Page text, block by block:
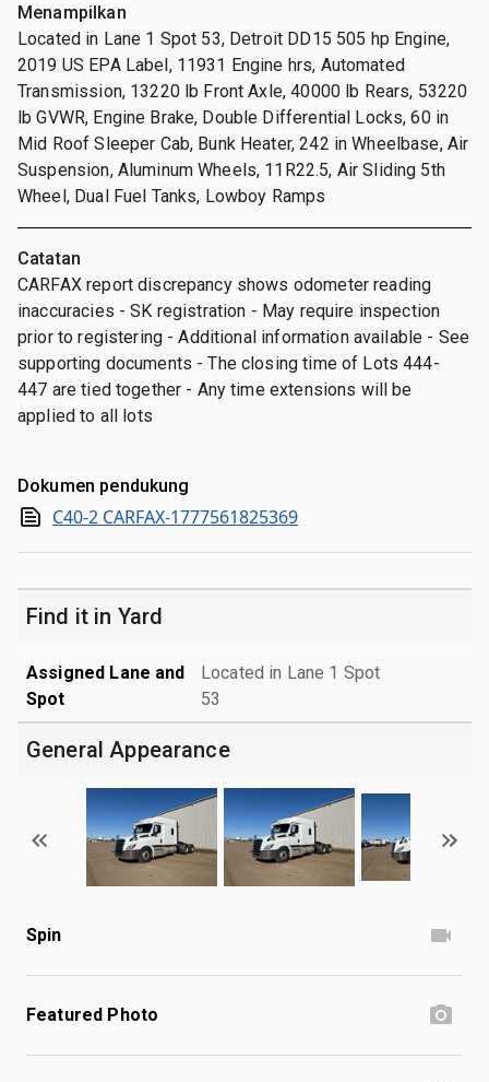
Menampilkan
Located in Lane 1 Spot 53, Detroit DD15 505 hp Engine,
2019 US EPA Label, 11931 Engine hrs, Automated
Transmission, 13220 lb Front Axle, 40000 lb Rears, 53220
lb GVWR, Engine Brake, Double Differential Locks, 60 in
Mid Roof Sleeper Cab, Bunk Heater, 242 in Wheelbase, Air
Suspension, Aluminum Wheels, 11R22.5, Air Sliding 5th
Wheel, Dual Fuel Tanks, Lowboy Ramps
Catatan
CARFAX report discrepancy shows odometer reading
inaccuracies - SK registration - May require inspection
prior to registering - Additional information available - See
supporting documents - The closing time of Lots 444-
447 are tied together - Any time extensions will be
applied to all lots
Dokumen pendukung
C40-2 CARFAX-1777561825369
Find it in Yard
Assigned Lane and
Spot
Located in Lane 1 Spot
53
General Appearance
Spin
Featured Photo